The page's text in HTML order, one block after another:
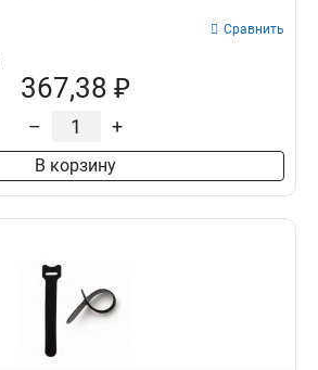
Сравнить
367,38 ₽
– +
В корзину